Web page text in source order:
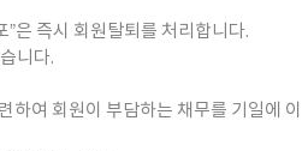
은 즉시 회원탈퇴를 처리합니다.
니다.
여 회원이 부담하는 채무를 기일에 이